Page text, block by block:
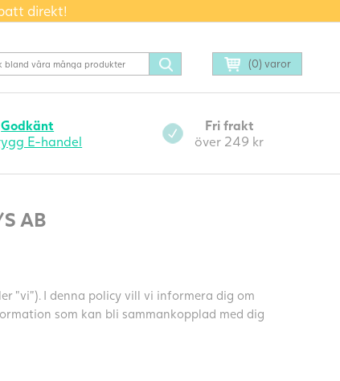
direkt!
(0) varor
Godkänt
E-handel
Fri frakt
över 249 kr
AB
”vi”). I denna policy vill vi informera dig om
som kan bli sammankopplad med dig